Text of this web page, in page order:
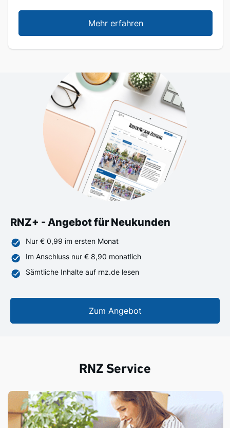
Mehr erfahren
RNZ+ - Angebot für Neukunden
Nur € 0,99 im ersten Monat
Im Anschluss nur € 8,90 monatlich
Sämtliche Inhalte auf rnz.de lesen
Zum Angebot
RNZ Service